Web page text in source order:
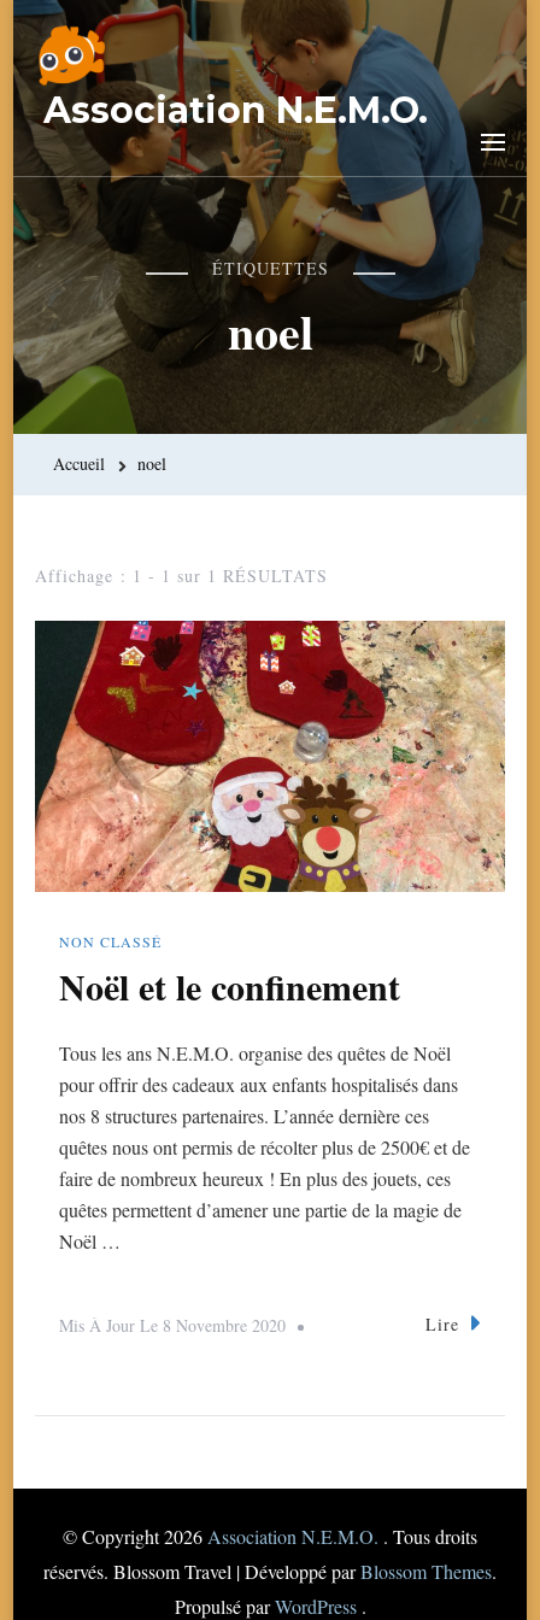
Association N.E.M.O.
ÉTIQUETTES
noel
Accueil noel
Affichage : 1 - 1 sur 1 RÉSULTATS
NON CLASSÉ
Noël et le confinement
Tous les ans N.E.M.O. organise des quêtes de Noël
pour offrir des cadeaux aux enfants hospitalisés dans
nos 8 structures partenaires. L’année dernière ces
quêtes nous ont permis de récolter plus de 2500€ et de
faire de nombreux heureux ! En plus des jouets, ces
quêtes permettent d’amener une partie de la magie de
Noël …
Mis À Jour Le 8 Novembre 2020 Lire
© Copyright 2026 Association N.E.M.O. . Tous droits
réservés. Blossom Travel | Développé parBlossom Themes.
Propulsé parWordPress.